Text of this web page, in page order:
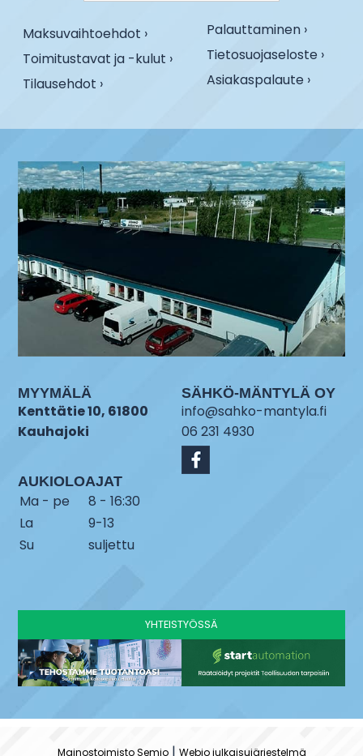
Maksuvaihtoehdot ›
Toimitustavat ja -kulut ›
Tilausehdot ›
Palauttaminen ›
Tietosuojaseloste ›
Asiakaspalaute ›
MYYMÄLÄ
Kenttätie 10, 61800
Kauhajoki
AUKIOLOAJAT
Ma - pe
8 - 16:30
La
9-13
Su
suljettu
SÄHKÖ-MÄNTYLÄ OY
info@sahko-mantyla.fi
06 231 4930
YHTEISTYÖSSÄ
Mainostoimisto Semio| Webio julkaisujärjestelmä